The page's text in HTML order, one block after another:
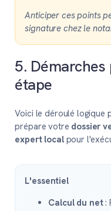
Anticiper ces points
signature chez le
5.
étape
Voici le déroulé logique
prépare votre dossier
expert localpour
L'essentiel
Calcul du net: